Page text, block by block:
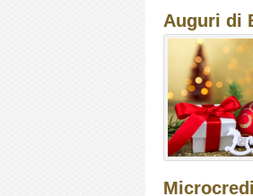
Auguri di